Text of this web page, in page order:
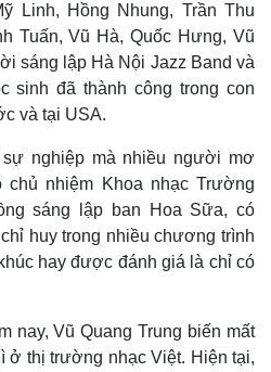
Linh, Hồng Nhung, Trần Thu
Tuấn, Vũ Hà, Quốc Hưng, Vũ
sáng lập Hà Nội Jazz Band và
sinh đã thành công trong con
và tại USA.
nghiệp mà nhiều người mơ
nhiệm Khoa nhạc Trường
sáng lập ban Hoa Sữa, có
huy trong nhiều chương trình
hay được đánh giá là chỉ có
nay, Vũ Quang Trung biến mất
ở thị trường nhạc Việt. Hiện tại,